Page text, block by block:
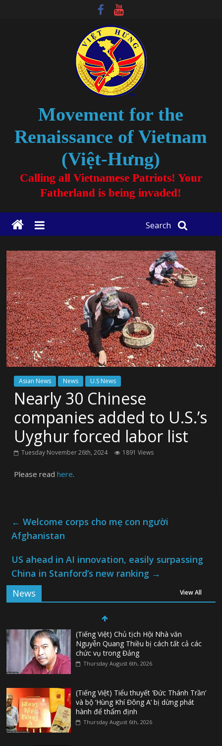
Movement for the
Renaissance of Vietnam
(Việt-Hưng)
Calling all Vietnamese Patriots! Your
Fatherland is being invaded!
Search
Asian News News U.S News
Nearly 30 Chinese
companies added to U.S.’s
Uyghur forced labor list
Tuesday November 26th, 2024 1891 Views
Please readhere.
← Welcome corps cho mẹ con người
Afghanistan
US ahead in AI innovation, easily surpassing
China in Stanford’s new ranking →
News
View All
(Tiếng Việt) Chủ tịch Hội Nhà văn
Nguyễn Quang Thiều bị cách tất cả các
chức vụ trong Đảng
Thursday August 6th, 2026
(Tiếng Việt) Tiểu thuyết ‘Đức Thánh Trần’
và bộ ‘Hùng Khí Đông A’ bị dừng phát
hành để thẩm định
Thursday August 6th, 2026